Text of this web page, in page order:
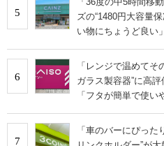
5
ズの“1480円大容量
い物にちょうど良い
6
「レンジで温めて
ガラス製容器”に高
「フタが簡単で使い
7
「車のバーにぴっ